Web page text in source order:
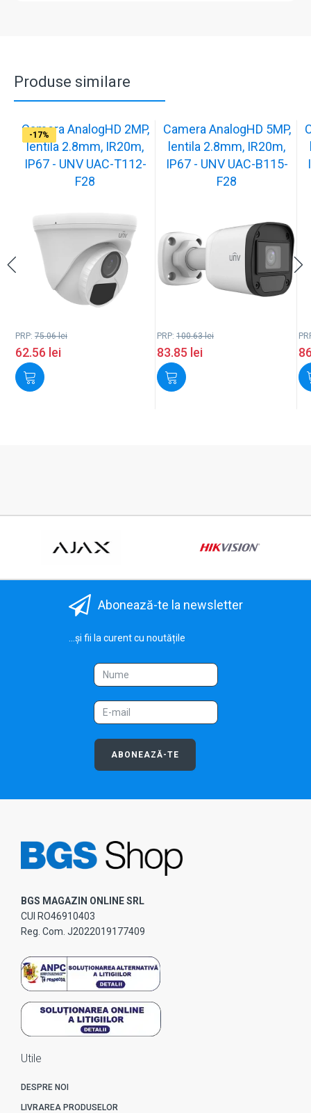
Produse similare
-17%
Camera AnalogHD 2MP,
lentila 2.8mm, IR20m,
IP67 - UNV UAC-T112-
F28
PRP: 75.06lei
62.56 lei
-17%
Camera AnalogHD 5MP,
lentila 2.8mm, IR20m,
IP67 - UNV UAC-B115-
F28
PRP: 100.63lei
83.85 lei
-17%
-17%
-17%
-17%
-17%
-17%
-17%
-17%
Abonează-te la newsletter
...și fii la curent cu noutățile
ABONEAZĂ-TE
BGS MAGAZIN ONLINE SRL
CUI RO46910403
Reg. Com. J2022019177409
Utile
DESPRE NOI
LIVRAREA PRODUSELOR